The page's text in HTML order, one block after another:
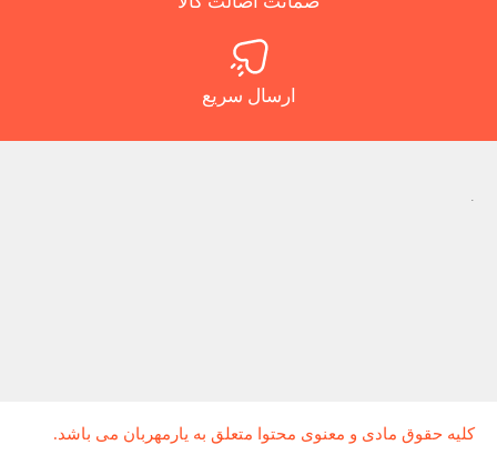
ارسال سریع
.
کلیه حقوق مادی و معنوی محتوا متعلق به یارمهربان می باشد.